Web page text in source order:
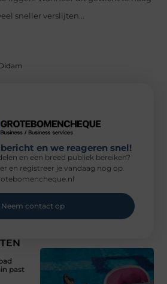
sneller verslijten...
past
en we reageren snel!
en een breed publiek bereiken?
en registreer je vandaag nog op
Neem contact op